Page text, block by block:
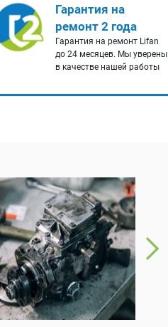
Гарантия на
ремонт 2 года
Гарантия на ремонт Lifan
до 24 месяцев. Мы уверены
в качестве нашей работы